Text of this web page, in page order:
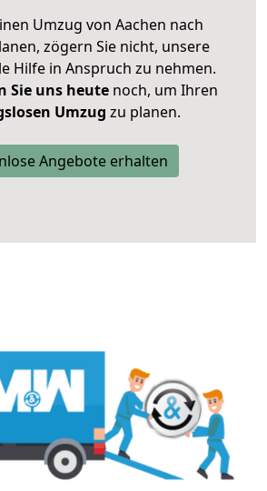
Umzug von Aachen nach
zögern Sie nicht, unsere
Hilfe in Anspruch zu nehmen.
Sie uns heutenoch, um Ihren
Umzug zu planen.
Angebote erhalten